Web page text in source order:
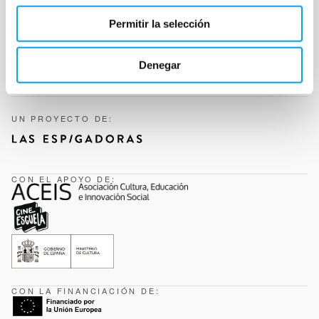
Permitir la selección
Denegar
SÍGUENOS
UN PROYECTO DE:
CON EL APOYO DE:
CON LA FINANCIACIÓN DE: